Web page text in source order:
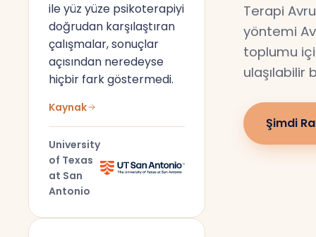
ile yüz yüze psikoterapiyi
doğrudan karşılaştıran
çalışmalar, sonuçlar
açısından neredeyse
hiçbir fark göstermedi.
Kaynak
University
of Texas
at San
Antonio
Terapi
yöntemi
toplumu
ulaşılabilir
Şimdi